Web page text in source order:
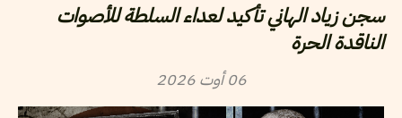
سجن زياد الهاني تأكيد لعداء السلطة للأصوات
الناقدة الحرة
06أوت 2026